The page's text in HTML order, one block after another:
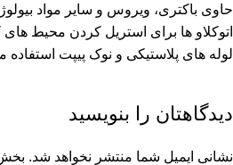
حاوی باکتری، ویروس و سایر مواد
اتوکلاو ها برای استریل کردن محیط
لوله های پلاستیکی و نوک پیپت استفاده
دیدگاهتان را بنویسید
نشانی ایمیل شما منتشر نخواهد شد.